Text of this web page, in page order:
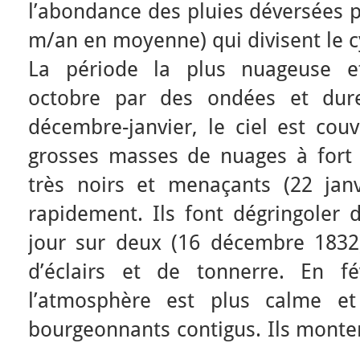
l’abondance des pluies déversées
m/an en moyenne) qui divisent le
La période la plus nuageuse
octobre par des ondées et
décembre-janvier, le ciel est
grosses masses de nuages à
très noirs et menaçants (22
rapidement. Ils font dégringoler
jour sur deux (16 décembre
d’éclairs et de tonnerre. En
l’atmosphère est plus calme
bourgeonnants contigus. Ils